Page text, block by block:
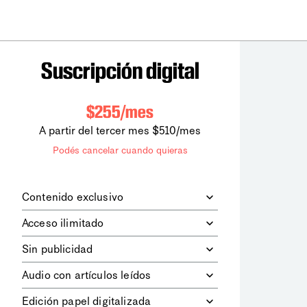
Suscripción digital
$255/mes
A partir del tercer mes $510/mes
Podés cancelar cuando quieras
Contenido exclusivo
digitales dela diaria
los contenidos de Le Monde
diplomatique.
Acceso ilimitado
contenidos.
Sin publicidad
publicitarios.
Audio con artículos leídos
Edición papel digitalizada